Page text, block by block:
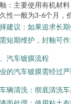
：主要使用有机材
性一般为3-6个月，
建议：如果追求长
短期维护，封釉可
汽车镀膜流程
的汽车镀膜需经过
辆清洗：彻底清洗